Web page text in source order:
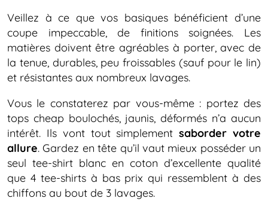
Veillez à ce que vos basiques bénéficient d’une
coupe impeccable, de finitions soignées. Les
matières doivent être agréables à porter, avec de
la tenue, durables, peu froissables (sauf pour le lin)
et résistantes aux nombreux lavages.
Vous le constaterez par vous-même : portez des
tops cheap boulochés, jaunis, déformés n’a aucun
intérêt. Ils vont tout simplementsaborder votre
allure. Gardez en tête qu’il vaut mieux posséder un
seul tee-shirt blanc en coton d’excellente qualité
que 4 tee-shirts à bas prix qui ressemblent à des
chiffons au bout de 3 lavages.